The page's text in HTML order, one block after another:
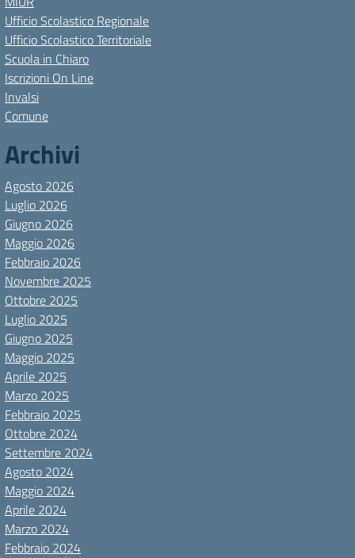
Ufficio Scolastico Regionale
Ufficio Scolastico Territoriale
Scuola in Chiaro
Iscrizioni On Line
Invalsi
Comune
Archivi
Agosto 2026
Luglio 2026
Giugno 2026
Maggio 2026
Febbraio 2026
Novembre 2025
Ottobre 2025
Luglio 2025
Giugno 2025
Maggio 2025
Aprile 2025
Marzo 2025
Febbraio 2025
Ottobre 2024
Settembre 2024
Agosto 2024
Maggio 2024
Aprile 2024
Marzo 2024
Febbraio 2024